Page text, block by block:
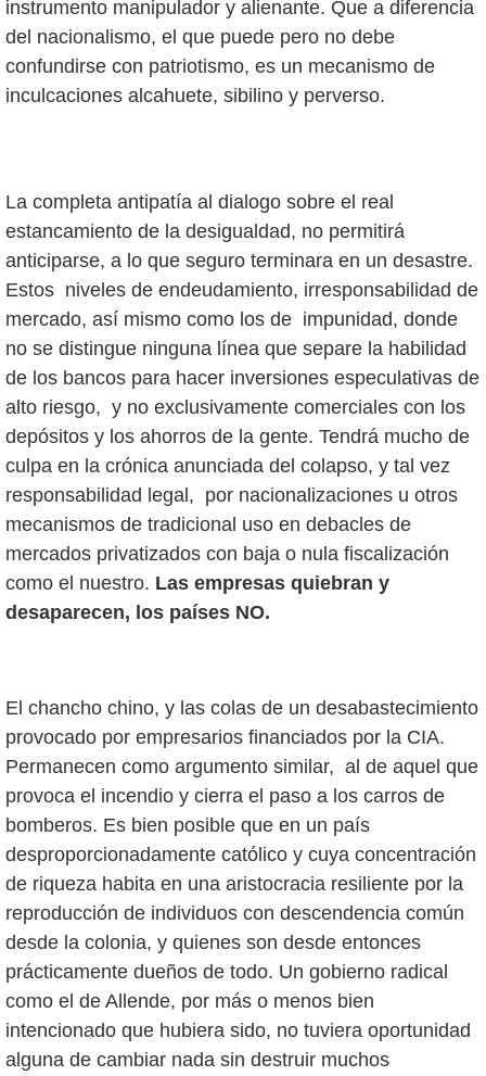
instrumento manipulador y alienante. Que a diferencia
del nacionalismo, el que puede pero no debe
confundirse con patriotismo, es un mecanismo de
inculcaciones alcahuete, sibilino y perverso.
La completa antipatía al dialogo sobre el real
estancamiento de la desigualdad, no permitirá
anticiparse, a lo que seguro terminara en un desastre.
Estos niveles de endeudamiento, irresponsabilidad de
mercado, así mismo como los de impunidad, donde
no se distingue ninguna línea que separe la habilidad
de los bancos para hacer inversiones especulativas de
alto riesgo, y no exclusivamente comerciales con los
depósitos y los ahorros de la gente. Tendrá mucho de
culpa en la crónica anunciada del colapso, y tal vez
responsabilidad legal, por nacionalizaciones u otros
mecanismos de tradicional uso en debacles de
mercados privatizados con baja o nula fiscalización
como el nuestro. Las empresas quiebran y
desaparecen, los países NO.
El chancho chino, y las colas de un desabastecimiento
provocado por empresarios financiados por la CIA.
Permanecen como argumento similar, al de aquel que
provoca el incendio y cierra el paso a los carros de
bomberos. Es bien posible que en un país
desproporcionadamente católico y cuya concentración
de riqueza habita en una aristocracia resiliente por la
reproducción de individuos con descendencia común
desde la colonia, y quienes son desde entonces
prácticamente dueños de todo. Un gobierno radical
como el de Allende, por más o menos bien
intencionado que hubiera sido, no tuviera oportunidad
alguna de cambiar nada sin destruir muchos